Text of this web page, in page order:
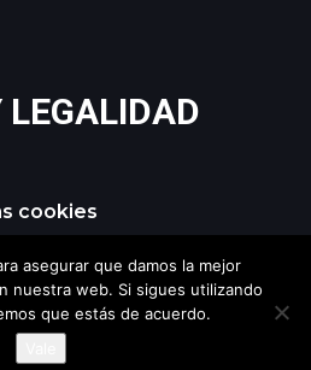
LEGALIDAD
cookies
Reserved. Made with Newspaper
asegurar que damos la mejor
nuestra web. Si sigues utilizando
que estás de acuerdo.